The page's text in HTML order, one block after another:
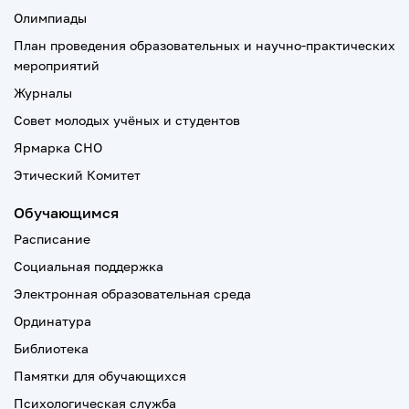
Олимпиады
План проведения образовательных и научно-практических
мероприятий
Журналы
Совет молодых учёных и студентов
Ярмарка СНО
Этический Комитет
Обучающимся
Расписание
Социальная поддержка
Электронная образовательная среда
Ординатура
Библиотека
Памятки для обучающихся
Психологическая служба